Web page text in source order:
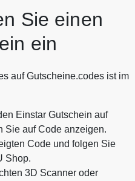
Sie einen
ein
auf Gutscheine.codes ist im
Einstar Gutschein auf
Sie auf Code anzeigen.
Code und folgen Sie
Shop.
3D Scanner oder